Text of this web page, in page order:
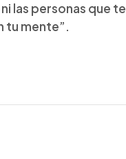
las personas que te
tu mente”.